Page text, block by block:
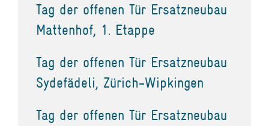
Tag der offenen Tür Ersatzneubau
Mattenhof, 1. Etappe
Tag der offenen Tür Ersatzneubau
Sydefädeli, Zürich-Wipkingen
Tag der offenen Tür Ersatzneubau